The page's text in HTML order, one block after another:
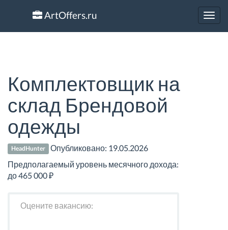
ArtOffers.ru
Комплектовщик на
склад Брендовой
одежды
HeadHunter Опубликовано: 19.05.2026
Предполагаемый уровень месячного дохода:
до 465 000 ₽
Оцените вакансию: